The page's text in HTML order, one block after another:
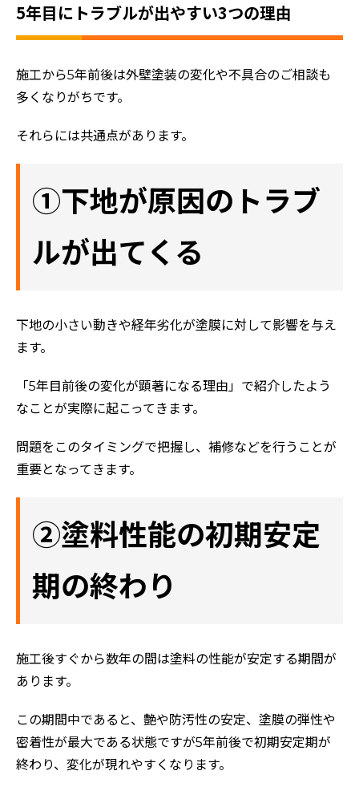
5年目にトラブルが出やすい3つの理由
施工から5年前後は外壁塗装の変化や不具合のご相談も
多くなりがちです。
それらには共通点があります。
①下地が原因のトラブ
ルが出てくる
下地の小さい動きや経年劣化が塗膜に対して影響を与え
ます。
「5年目前後の変化が顕著になる理由」で紹介したよう
なことが実際に起こってきます。
問題をこのタイミングで把握し、補修などを行うことが
重要となってきます。
②塗料性能の初期安定
期の終わり
施工後すぐから数年の間は塗料の性能が安定する期間が
あります。
この期間中であると、艶や防汚性の安定、塗膜の弾性や
密着性が最大である状態ですが5年前後で初期安定期が
終わり、変化が現れやすくなります。